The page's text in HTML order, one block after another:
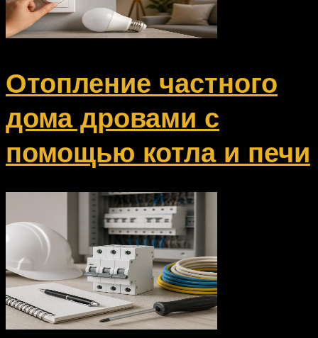
Отопление частного
дома дровами с
помощью котла и печи